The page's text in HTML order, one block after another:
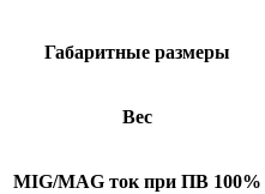
Габаритные размеры
Вес
MIG/MAG ток при ПВ 100%